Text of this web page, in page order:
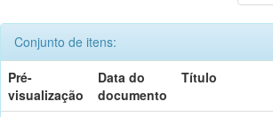
Conjunto de itens:
Pré-
visualização
Data do
documento
Título